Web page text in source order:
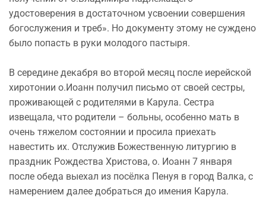
удостоверения в достаточном усвоении совершения
богослужения и треб». Но документу этому не суждено
было попасть в руки молодого пастыря.
В середине декабря во второй месяц после иерейской
хиротонии о.Иоанн получил письмо от своей сестры,
проживающей с родителями в Карула. Сестра
извещала, что родители – больны, особенно мать в
очень тяжелом состоянии и просила приехать
навестить их. Отслужив Божественную литургию в
праздник Рождества Христова, о. Иоанн 7 января
после обеда выехал из посёлка Пенуя в город Валка, с
намерением далее добраться до имения Карула.